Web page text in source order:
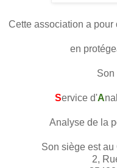
Cette association a
en
Son
Service d'A
Analyse de la
Son siège est
2,